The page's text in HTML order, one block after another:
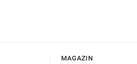
MAGAZIN